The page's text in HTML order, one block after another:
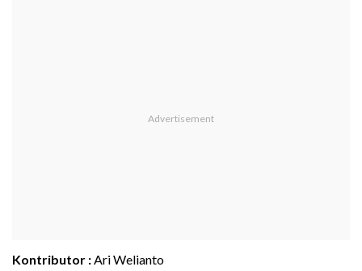
Kontributor :Ari Welianto